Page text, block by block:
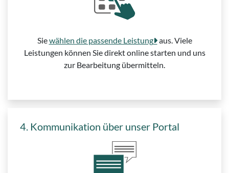
Siewählen die passende Leistung aus. Viele
Leistungen können Sie direkt online starten und uns
zur Bearbeitung übermitteln.
4. Kommunikation über unser Portal